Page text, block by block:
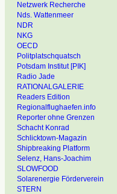
Netzwerk Recherche
Nds. Wattenmeer
NDR
NKG
OECD
Politplatschquatsch
Potsdam Institut [PIK]
Radio Jade
RATIONALGALERIE
Readers Edition
Regionalflughaefen.info
Reporter ohne Grenzen
Schacht Konrad
Schlicktown-Magazin
Shipbreaking Platform
Selenz, Hans-Joachim
SLOWFOOD
Solarenergie Förderverein
STERN